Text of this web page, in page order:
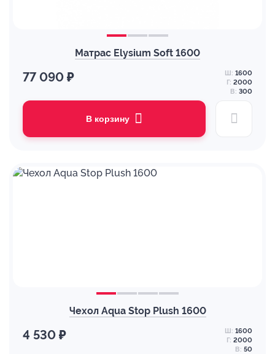
Матрас Elysium Soft 1600
77 090 ₽ Ш: 1600
Г: 2000
В: 300
В корзину
Чехол Aqua Stop Plush 1600
4 530 ₽ Ш: 1600
Г: 2000
В: 50